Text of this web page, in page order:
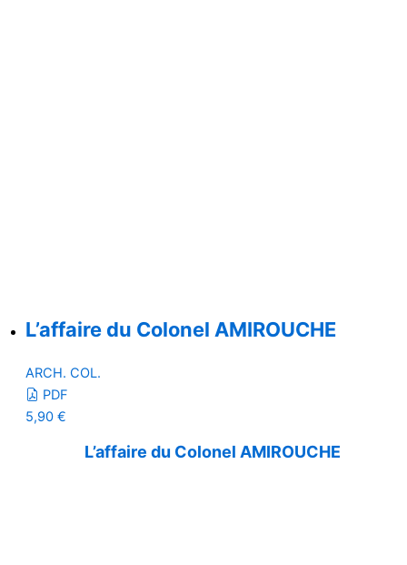
L’affaire du Colonel AMIROUCHE
ARCH. COL.
PDF
5,90 €
L’affaire du Colonel AMIROUCHE